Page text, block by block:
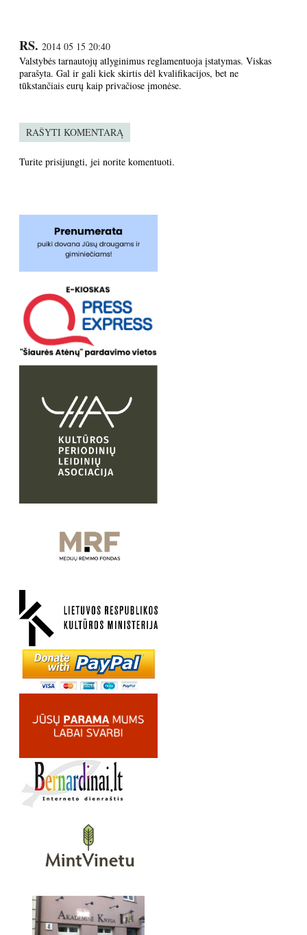
RS. 2014 05 15 20:40
Valstybės tarnautojų atlyginimus reglamentuoja įstatymas. Viskas
parašyta. Gal ir gali kiek skirtis dėl kvalifikacijos, bet ne
tūkstančiais eurų kaip privačiose įmonėse.
RAŠYTI KOMENTARĄ
Turite prisijungti, jei norite komentuoti.